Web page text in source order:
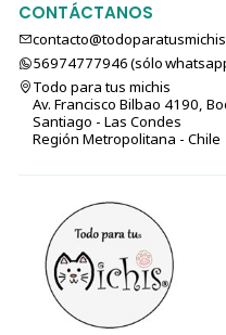
CONTÁCTANOS
56974777946 (sólo⁣⁣⁣⁣⁣​​​​​​​​​​​​​​​
Todo para tus michis
Av. Francisco Bilbao 4190,
Santiago - Las Condes
Región Metropolitana - Chile